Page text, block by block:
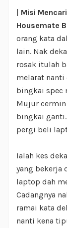
| Misi
Housemate
orang kata
lain. Nak
rosak itulah
melarat
bingkai spec
Mujur cermin
bingkai
pergi beli
Ialah kes
yang bekerja
laptop dah
Cadangnya
ramai kata
nanti kena